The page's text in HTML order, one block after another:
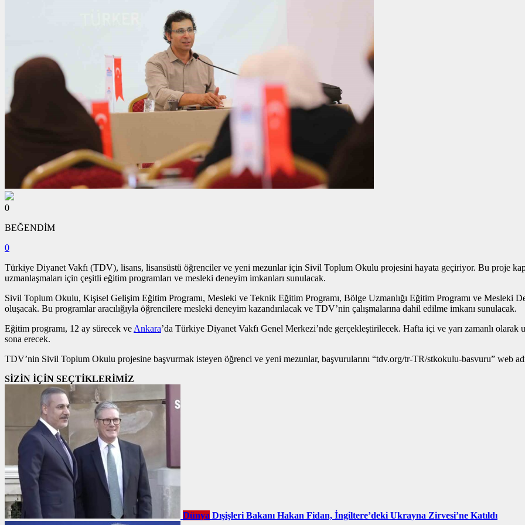
0
BEĞENDİM
0
Türkiye Diyanet Vakfı (TDV), lisans, lisansüstü öğrenciler ve yeni mezunlar için Sivil Toplum Okulu projesini hayata geçiriyor. Bu proje
uzmanlaşmaları için çeşitli eğitim programları ve mesleki deneyim imkanları sunulacak.
Sivil Toplum Okulu, Kişisel Gelişim Eğitim Programı, Mesleki ve Teknik Eğitim Programı, Bölge Uzmanlığı Eğitim Programı ve Mesleki
oluşacak. Bu programlar aracılığıyla öğrencilere mesleki deneyim kazandırılacak ve TDV’nin çalışmalarına dahil edilme imkanı sunulacak.
Eğitim programı, 12 ay sürecek ve Ankara’da Türkiye Diyanet Vakfı Genel Merkezi’nde gerçekleştirilecek. Hafta içi ve yarı zamanlı
sona erecek.
TDV’nin Sivil Toplum Okulu projesine başvurmak isteyen öğrenci ve yeni mezunlar, başvurularını “tdv.org/tr-TR/stkokulu-basvuru” web
SİZİN İÇİN SEÇTİKLERİMİZ
Dünya Dışişleri Bakanı Hakan Fidan, İngiltere’deki Ukrayna Zirvesi’ne Katıldı